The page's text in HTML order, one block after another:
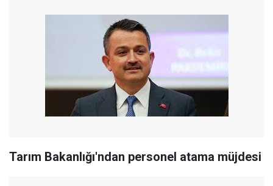
Tarım Bakanlığı'ndan personel atama müjdesi